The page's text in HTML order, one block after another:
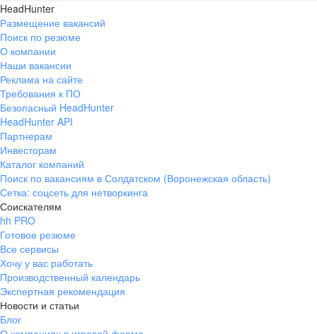
HeadHunter
Размещение вакансий
Поиск по резюме
О компании
Наши вакансии
Реклама на сайте
Требования к ПО
Безопасный HeadHunter
HeadHunter API
Партнерам
Инвесторам
Каталог компаний
Поиск по вакансиям в Солдатском (Воронежская область)
Сетка: соцсеть для нетворкинга
Соискателям
hh PRO
Готовое резюме
Все сервисы
Хочу у вас работать
Производственный календарь
Экспертная рекомендация
Новости и статьи
Блог